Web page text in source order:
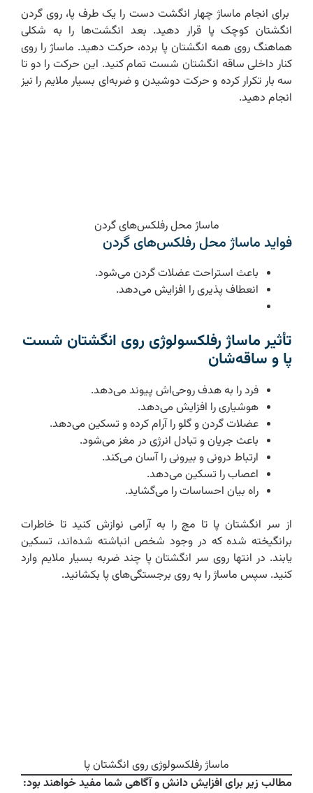
برای انجام ماساژ چهار انگشت دست را یک طرف پا، روی گردن
انگشتان کوچک پا قرار دهید. بعد انگشت‌ها را به شکلی
هماهنگ روی همه انگشتان پا برده، حرکت دهید. ماساژ را روی
کنار داخلی ساقه انگشتان شست تمام کنید. این حرکت را دو تا
سه بار تکرار کرده و حرکت دوشیدن و ضربه‌ای بسیار ملایم را نیز
انجام دهید.
ماساژ محل رفلکس‌های گردن
فواید ماساژ محل رفلکس‌های گردن
باعث استراحت عضلات گردن می‌شود.
انعطاف پذیری را افزایش می‌دهد.
تأثیر ماساژ رفلکسولوژی روی انگشتان شست
پا و ساقه‌شان
فرد را به هدف روحی‌اش پیوند می‌دهد.
هوشیاری را افزایش می‌دهد.
عضلات گردن و گلو را آرام کرده و تسکین می‌دهد.
باعث جریان و تبادل انرژی در مغز می‌شود.
ارتباط درونی و بیرونی را آسان می‌کند.
اعصاب را تسکین می‌دهد.
راه بیان احساسات را می‌گشاید.
از سر انگشتان پا تا مچ را به آرامی نوازش کنید تا خاطرات
برانگیخته شده که در وجود شخص انباشته شده‌اند، تسکین
یابند. در انتها روی سر انگشتان پا چند ضربه بسیار ملایم وارد
کنید. سپس ماساژ را به روی برجستگی‌های پا بکشانید.
ماساژ رفلکسولوژی روی انگشتان پا
مطالب زیر برای افزایش دانش و آگاهی شما مفید خواهند بود: